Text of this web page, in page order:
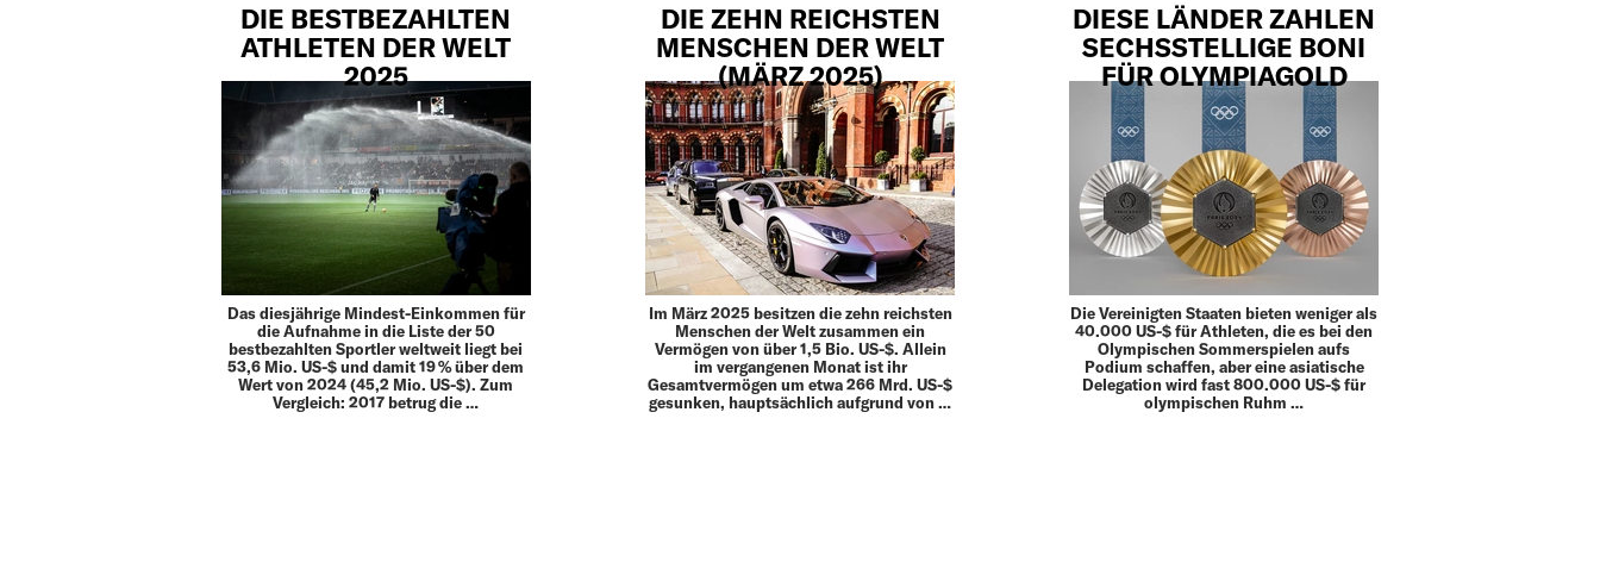
DIE BESTBEZAHLTEN
ATHLETEN DER WELT
2025
Das diesjährige Mindest-Einkommen für
die Aufnahme in die Liste der 50
bestbezahlten Sportler weltweit liegt bei
53,6 Mio. US-$ und damit 19 % über dem
Wert von 2024 (45,2 Mio. US-$). Zum
Vergleich: 2017 betrug die …
DIE ZEHN REICHSTEN
MENSCHEN DER WELT
(MÄRZ 2025)
Im März 2025 besitzen die zehn reichsten
Menschen der Welt zusammen ein
Vermögen von über 1,5 Bio. US-$. Allein
im vergangenen Monat ist ihr
Gesamtvermögen um etwa 266 Mrd. US-$
gesunken, hauptsächlich aufgrund von …
DIESE LÄNDER ZAHLEN
SECHSSTELLIGE BONI
FÜR OLYMPIAGOLD
Die Vereinigten Staaten bieten weniger als
40.000 US-$ für Athleten, die es bei den
Olympischen Sommerspielen aufs
Podium schaffen, aber eine asiatische
Delegation wird fast 800.000 US-$ für
olympischen Ruhm …